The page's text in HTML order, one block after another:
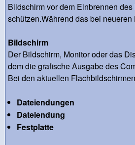
Bildschirm vor dem Einbrennen
schützen.Während das bei neueren
Bildschirm
Der Bildschirm, Monitor oder das
dem die grafische Ausgabe des
Bei den aktuellen
Dateiendungen
Dateiendung
Festplatte